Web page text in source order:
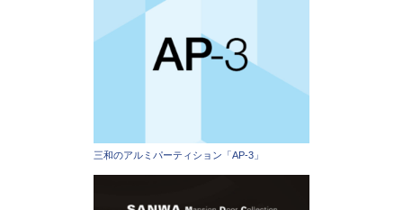
三和のアルミパーティション「AP-3」